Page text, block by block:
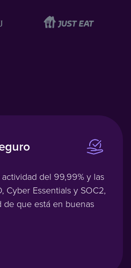
del 99,99% y las
Cyber ​​Essentials y SOC2,
de que está en buenas